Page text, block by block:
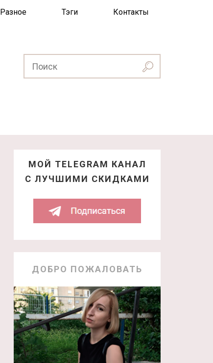
Разное Тэги Контакты
МОЙ TELEGRAM КАНАЛ
С ЛУЧШИМИ СКИДКАМИ
ДОБРО ПОЖАЛОВАТЬ